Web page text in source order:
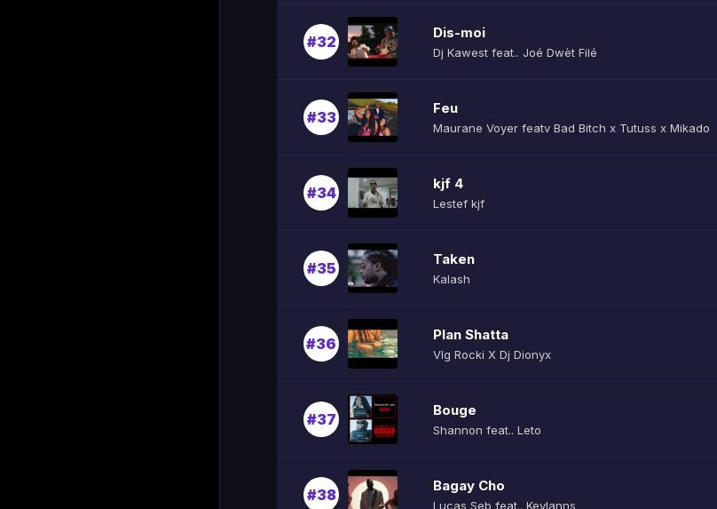
#32
Dis-moi
Dj Kawest feat.. Joé Dwèt Filé
#33
Feu
Maurane Voyer featv Bad Bitch x Tutuss x Mikado
#34
kjf 4
Lestef kjf
#35
Taken
Kalash
#36
Plan Shatta
Vlg Rocki X Dj Dionyx
#37
Bouge
Shannon feat.. Leto
#38
Bagay Cho
Lucas Seb feat.. Keylanns